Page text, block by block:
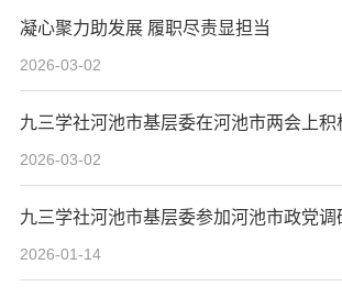
凝心聚力助发展 履职尽责显担当
2026-03-02
九三学社河池市基层委在河池市两会上积
2026-03-02
九三学社河池市基层委参加河池市政党调
2026-01-14